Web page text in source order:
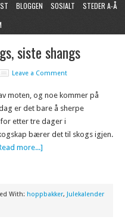
BLOGGEN SOSIALT
STEDER A-Å
siste shangs
Leave a Comment
moten, og noe kommer på
er det bare å sherpe
for etter tre dager i
bærer det til skogs igjen.
more...]
With: hoppbakker, Julekalender